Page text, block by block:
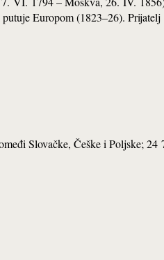
putuje Europom (1823–26).
Slovačke, Češke i Poljske; 24